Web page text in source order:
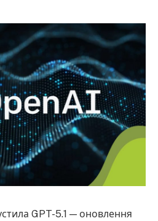
GPT-5.1 — оновлення